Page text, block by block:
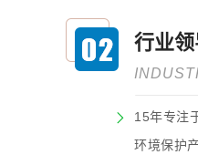
行业
15年专注
环境保护